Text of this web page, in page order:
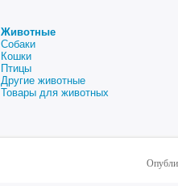
Животные
Собаки
Кошки
Птицы
Другие животные
Товары для животных